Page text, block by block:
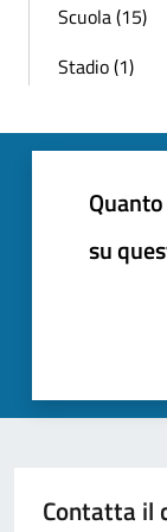
Scuola (15)
Stadio (1)
su
Contatta il